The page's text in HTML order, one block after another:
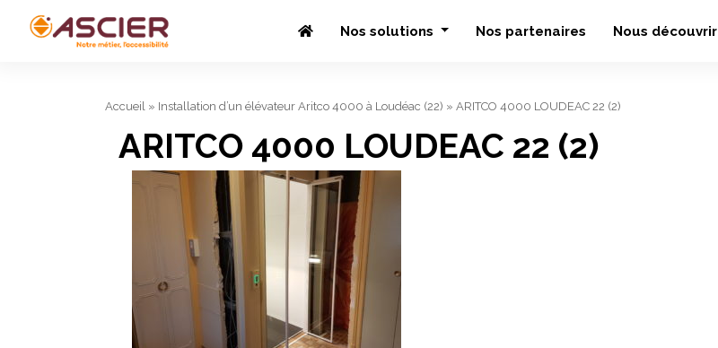
Nos solutions Nos partenaires Nous découvrir
Accueil » Installation d’un élévateur Aritco 4000 à Loudéac (22) » ARITCO 4000 LOUDEAC 22 (2)
ARITCO 4000 LOUDEAC 22 (2)